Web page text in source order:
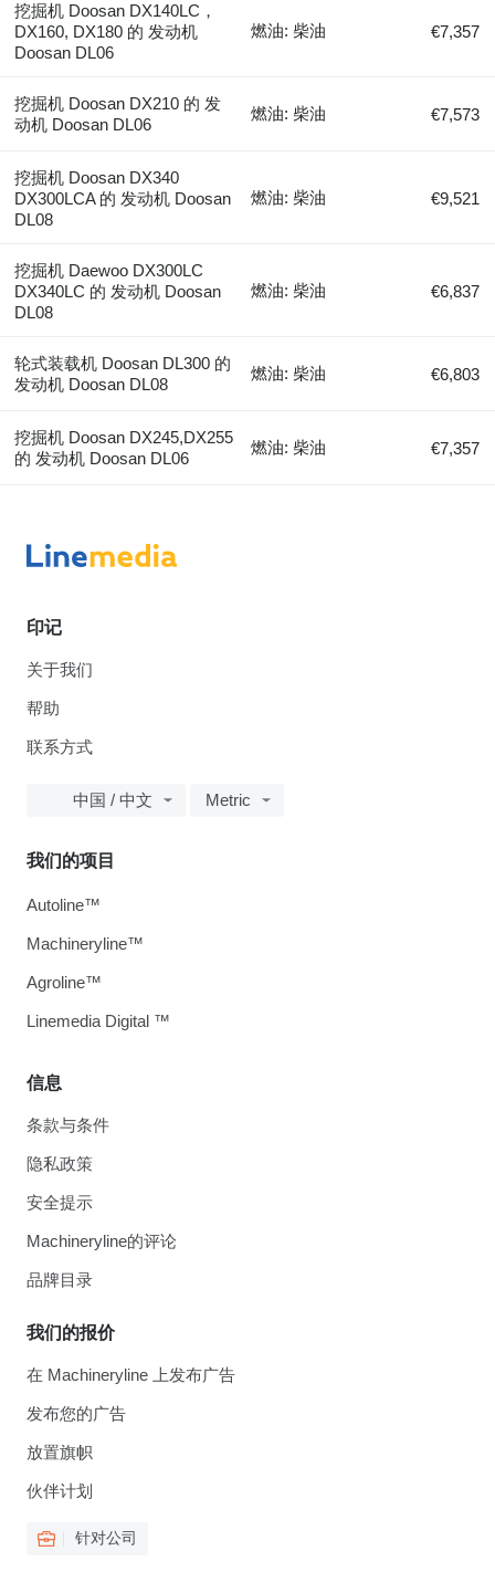
挖掘机 Doosan DX140LC，
DX160, DX180 的 发动机
Doosan DL06
燃油: 柴油 €7,357
挖掘机 Doosan DX210 的 发
动机 Doosan DL06
燃油: 柴油 €7,573
挖掘机 Doosan DX340
DX300LCA 的 发动机 Doosan
DL08
燃油: 柴油 €9,521
挖掘机 Daewoo DX300LC
DX340LC 的 发动机 Doosan
DL08
燃油: 柴油 €6,837
轮式装载机 Doosan DL300 的
发动机 Doosan DL08
燃油: 柴油 €6,803
挖掘机 Doosan DX245,DX255
的 发动机 Doosan DL06
燃油: 柴油 €7,357
印记
关于我们
帮助
联系方式
中国 / 中文 Metric
信息
条款与条件
隐私政策
安全提示
Machineryline的评论
品牌目录
我们的报价
在 Machineryline 上发布广告
发布您的广告
放置旗帜
伙伴计划
针对公司
我们的项目
Autoline™
Machineryline™
Agroline™
Linemedia Digital ™